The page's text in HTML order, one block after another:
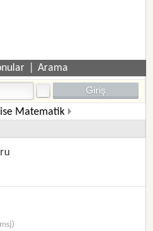
Arama
Matematik